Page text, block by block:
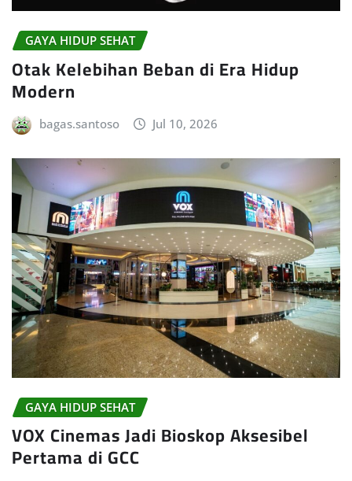
GAYA HIDUP SEHAT
Otak Kelebihan Beban di Era Hidup
Modern
bagas.santoso Jul 10, 2026
GAYA HIDUP SEHAT
VOX Cinemas Jadi Bioskop Aksesibel
Pertama di GCC